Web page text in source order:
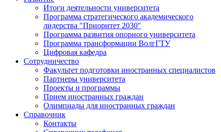
Итоги деятельности университета
Программа стратегического академического
лидерства "Приоритет 2030"
Программа развития опорного университета
Программа трансформации ВолгГТУ
Цифровая кафедра
Сотрудничество
Факультет подготовки иностранных специалистов
Партнеры университета
Проекты и программы
Прием иностранных граждан
Олимпиады для иностранных граждан
Справочник
Контакты